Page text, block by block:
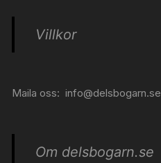
Villkor
Maila oss:info@delsbogarn.se
Om delsbogarn.se